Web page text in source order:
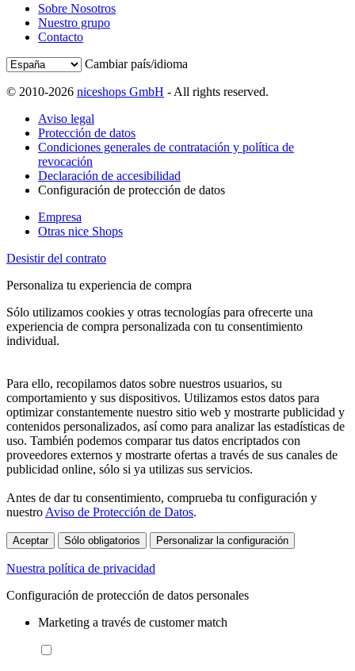
Sobre Nosotros
Nuestro grupo
Contacto
Cambiar país/idioma
© 2010-2026 niceshops GmbH - All rights reserved.
Aviso legal
Protección de datos
Condiciones generales de contratación y política de
revocación
Declaración de accesibilidad
Configuración de protección de datos
Empresa
Otras nice Shops
Desistir del contrato
Personaliza tu experiencia de compra
Sólo utilizamos cookies y otras tecnologías para ofrecerte una
experiencia de compra personalizada con tu consentimiento
individual.
Para ello, recopilamos datos sobre nuestros usuarios, su
comportamiento y sus dispositivos. Utilizamos estos datos para
optimizar constantemente nuestro sitio web y mostrarte publicidad y
contenidos personalizados, así como para analizar las estadísticas de
uso. También podemos comparar tus datos encriptados con
proveedores externos y mostrarte ofertas a través de sus canales de
publicidad online, sólo si ya utilizas sus servicios.
Antes de dar tu consentimiento, comprueba tu configuración y
nuestro Aviso de Protección de Datos.
Aceptar Sólo obligatorios Personalizar la configuración
Nuestra política de privacidad
Configuración de protección de datos personales
Marketing a través de customer match